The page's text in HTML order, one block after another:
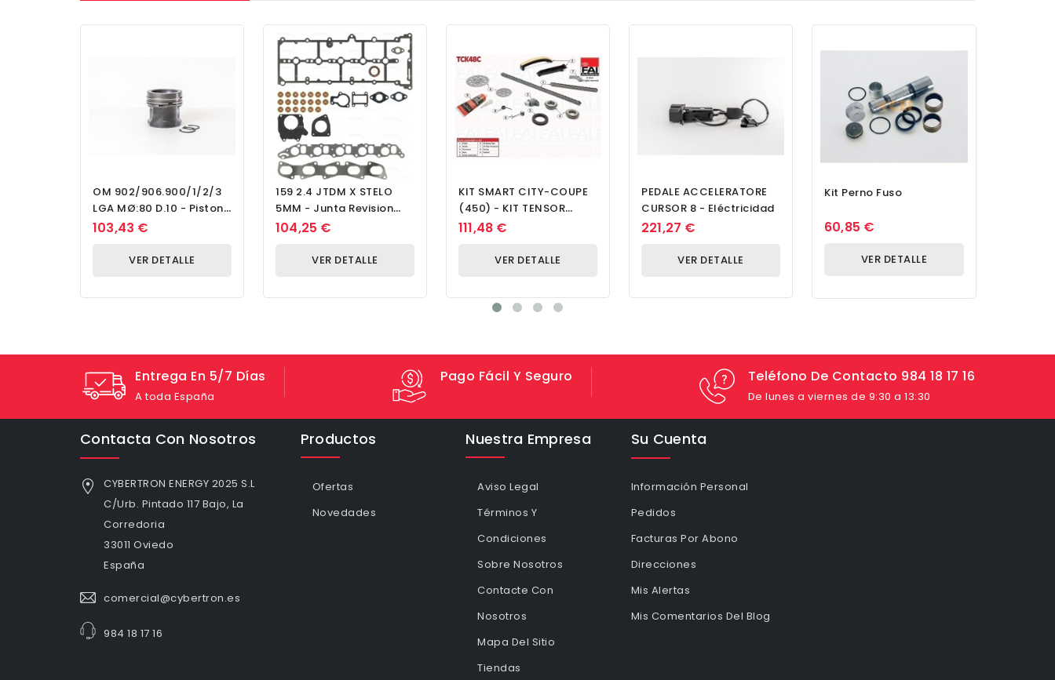
OM 902/906.900/1/2/3
LGA MØ:80 D.10 - Piston
MEC
103,43 €
VER DETALLE
159 2.4 JTDM X STELO
5MM - Junta Revision
Parte Alta MEC SinJC
104,25 €
VER DETALLE
KIT SMART CITY-COUPE
(450) - KIT TENSOR
CORREA
111,48 €
VER DETALLE
PEDALE ACCELERATORE
CURSOR 8 - Eléctricidad
221,27 €
VER DETALLE
Kit Perno Fuso
60,85 €
VER DETALLE
Entrega En 5/7 Días
A toda España
Pago Fácil Y Seguro Teléfono De Contacto 984 18 17 16
De lunes a viernes de 9:30 a 13:30
Contacta Con Nosotros
CYBERTRON ENERGY 2025 S.L
C/Urb. Pintado 117 Bajo, La
Corredoria
33011 Oviedo
España
comercial@cybertron.es
984 18 17 16
Productos
Ofertas
Novedades
Nuestra Empresa
Aviso Legal
Términos Y
Condiciones
Sobre Nosotros
Contacte Con
Nosotros
Mapa Del Sitio
Tiendas
Su Cuenta
Información Personal
Pedidos
Facturas Por Abono
Direcciones
Mis Alertas
Mis Comentarios Del Blog